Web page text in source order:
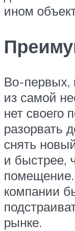
ином
Во-первых,
из самой
нет своего
разорвать
снять
и быстрее,
компании
рынке.